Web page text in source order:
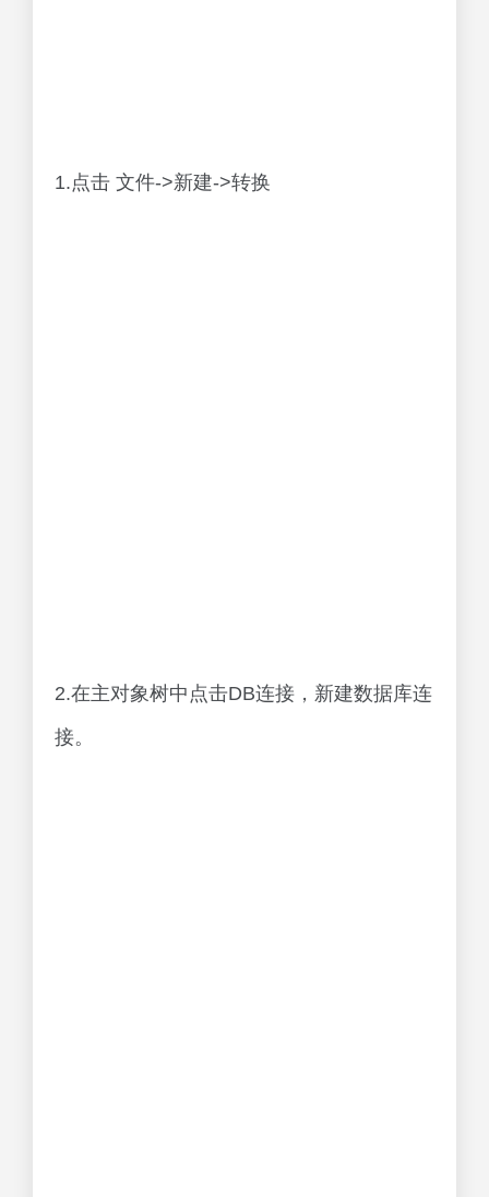
1.点击 文件->新建->转换
2.在主对象树中点击DB连接，新建数据库连
接。